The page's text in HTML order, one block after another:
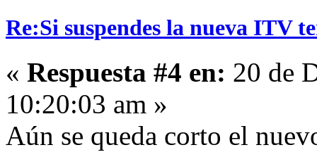
Re:Si suspendes la nueva ITV
« Respuesta #4 en: 20 de
10:20:03 am »
Aún se queda corto el